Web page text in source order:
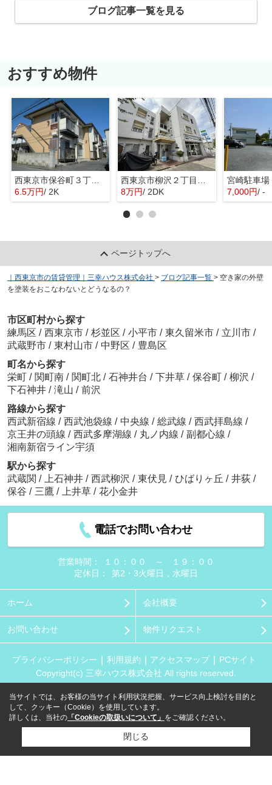
ブログ記事一覧を見る
おすすめ物件
西東京市保谷町３丁目のアパート
6.5万円/ 2K
西東京市柳沢２丁目のマンション
8万円/ 2DK 7,000円/ -
ページトップへ
｜西東京市の賃貸管理｜三幸ハウス株式会社 > ブログ記事一覧 > 空き家の外壁
を塗装をおこなわないとどうなるの？
市区町村から探す
練馬区 / 西東京市 / 杉並区 / 小平市 / 東久留米市 / 立川市 /
武蔵野市 / 東村山市 / 中野区 / 豊島区
町名から探す
栄町 / 関町南 / 関町北 / 石神井台 / 下井草 / 保谷町 / 柳沢 /
下石神井 / 滝山 / 前沢
路線から探す
西武新宿線 / 西武池袋線 / 中央線 / 総武線 / 西武拝島線 /
京王井の頭線 / 西武多摩湖線 / 丸ノ内線 / 副都心線 /
湘南新宿ライン宇須
駅から探す
武蔵関 / 上石神井 / 西武柳沢 / 東伏見 / ひばりヶ丘 / 井荻 /
保谷 / 三鷹 / 上井草 / 花小金井
電話でお問い合わせ
営業時間：
１０：００ ～ １９：００
定休日：
第2・3火曜日，水曜日
ホーム 会社概要
お問い合わせ 物件リクエスト
プライバシーポリシー 利用規約 アクセスマップ
PCサイト
Copyright(c) 三幸ハウス株式会社 All rights reserved.
当サイトでは、お客様の当サイト利用状況把握、サービス向上検討を目的と
して、クッキー（Cookie）を使用しています。
詳しくは、当社の 「Cookieの取扱いについて」 をご確認ください。
閉じる